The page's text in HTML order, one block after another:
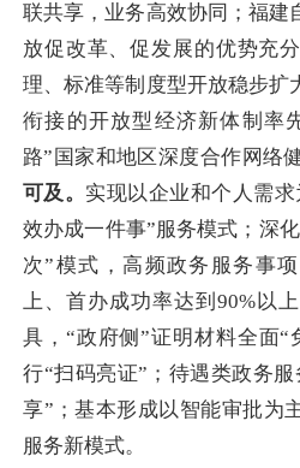
联共享，业务高效协同；福建
放促改革、促发展的优势充
理、标准等制度型开放稳步扩
衔接的开放型经济新体制率
路”国家和地区深度合作网络
可及。 实现以企业和个人需
效办成一件事”服务模式；深
次”模式，高频政务服务事
上、首办成功率达到90%以
具，“政府侧”证明材料全面“
行“扫码亮证”；待遇类政务
享”；基本形成以智能审批为
服务新模式。